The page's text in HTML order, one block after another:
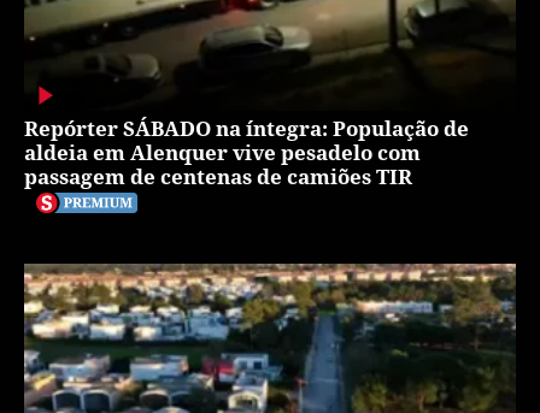
Repórter SÁBADO na íntegra: População de
aldeia em Alenquer vive pesadelo com
passagem de centenas de camiões TIR